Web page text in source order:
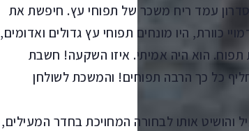
עמד ריח משכר של תפוחי עץ. חיפשת את
כוורת, היו מונחים תפוחי עץ גדולים ואדומים,
הוא היה אמיתי. איזו השקעה! חשבת
כל כך הרבה תפוחים! והמשכת לשולחן
אותו לבחורה המחויכת בחדר המעילים,